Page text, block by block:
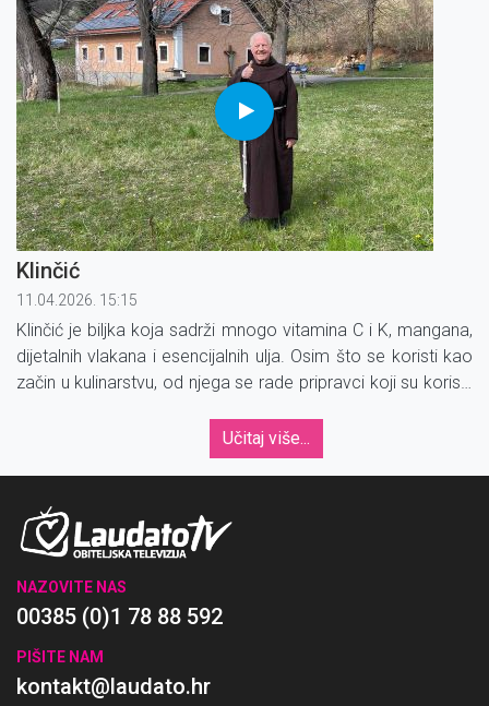
Klinčić
11.04.2026. 15:15
Klinčić je biljka koja sadrži mnogo vitamina C i K, mangana,
dijetalnih vlakana i esencijalnih ulja. Osim što se koristi kao
začin u kulinarstvu, od njega se rade pripravci koji su korisni
Učitaj više...
NAZOVITE NAS
00385 (0)1 78 88 592
PIŠITE NAM
kontakt@laudato.hr